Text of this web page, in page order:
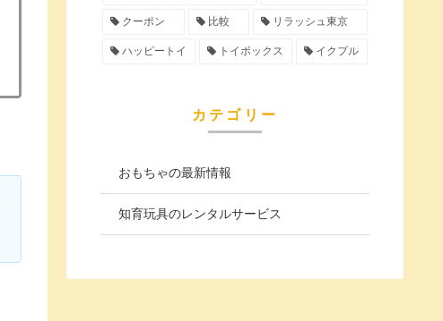
クーポン 比較 リラッシュ東京
ハッピートイ トイボックス イクプル
カテゴリー
おもちゃの最新情報
知育玩具のレンタルサービス